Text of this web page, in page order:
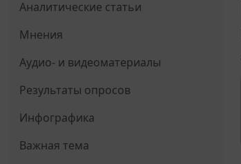
Аналитические статьи
Мнения
Аудио- и видеоматериалы
Результаты опросов
Инфографика
Важная тема